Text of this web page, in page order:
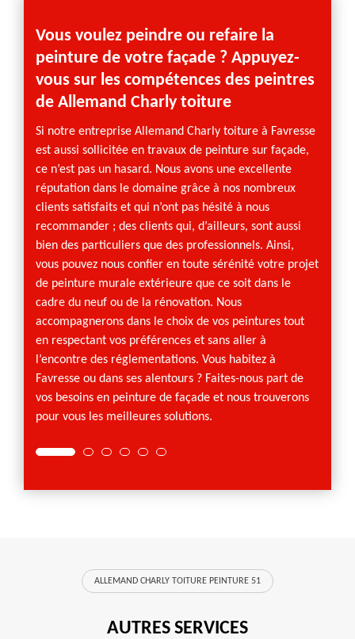
Vous voulez peindre ou refaire la
peinture de votre façade ? Appuyez-
vous sur les compétences des peintres
de Allemand Charly toiture
Si notre entreprise Allemand Charly toiture à Favresse
est aussi sollicitée en travaux de peinture sur façade,
ce n’est pas un hasard. Nous avons une excellente
réputation dans le domaine grâce à nos nombreux
clients satisfaits et qui n’ont pas hésité à nous
recommander ; des clients qui, d’ailleurs, sont aussi
bien des particuliers que des professionnels. Ainsi,
vous pouvez nous confier en toute sérénité votre projet
de peinture murale extérieure que ce soit dans le
cadre du neuf ou de la rénovation. Nous
accompagnerons dans le choix de vos peintures tout
en respectant vos préférences et sans aller à
l’encontre des réglementations. Vous habitez à
Favresse ou dans ses alentours ? Faites-nous part de
vos besoins en peinture de façade et nous trouverons
pour vous les meilleures solutions.
ALLEMAND CHARLY TOITURE PEINTURE 51
AUTRES SERVICES